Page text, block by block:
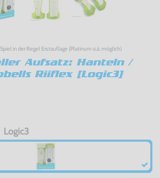
in der Regel Erstauflage (Platinum o.ä. möglich)
Aufsatz: Hanteln /
Riiflex [Logic3]
Logic3